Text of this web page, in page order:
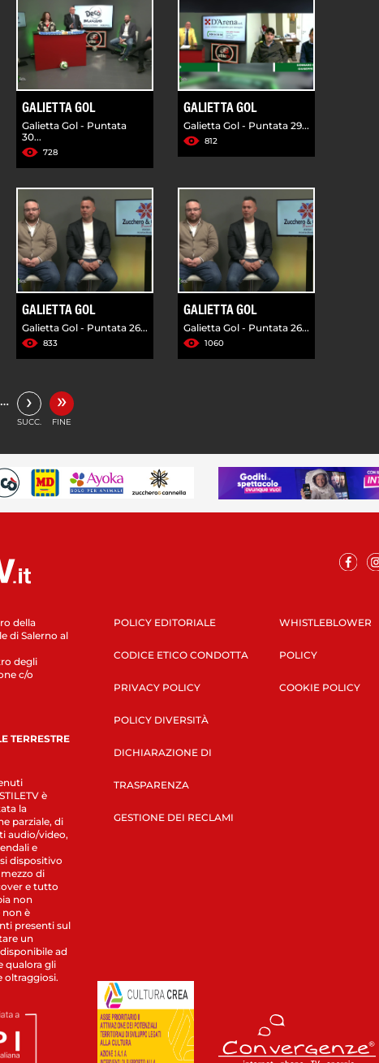
GALIETTA GOL
Galietta Gol - Puntata
30...
728
GALIETTA GOL
Galietta Gol - Puntata 29...
812
GALIETTA GOL
Galietta Gol - Puntata 26...
833
GALIETTA GOL
Galietta Gol - Puntata 26...
1060
… ›
SUCC.
»
FINE
della
di Salerno al
degli
c/o
TERRESTRE
è
la
parziale, di
audio/video,
e
dispositivo
di
e tutto
non
non è
presenti sul
un
ad
qualora gli
oltraggiosi.
POLICY EDITORIALE
CODICE ETICO CONDOTTA
PRIVACY POLICY
POLICY DIVERSITÀ
DICHIARAZIONE DI
TRASPARENZA
GESTIONE DEI RECLAMI
WHISTLEBLOWER
POLICY
COOKIE POLICY